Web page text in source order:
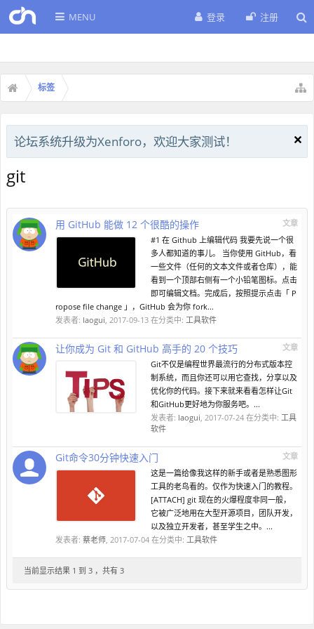
MENU 登录 注册
标签
论坛系统升级为Xenforo，欢迎大家测试！
git
文章
用 GitHub 能做 12 个很酷的操作
#1 在 Github 上编辑代码 我要先说一个很
多人都知道的事儿。 当你使用 GitHub，看
一些文件（任何的文本文件或者仓库），能
看到一个顶部右侧有一个小铅笔图标。点击
即可编辑文档。完成后，按照提示点击「 P
ropose file change 」，GitHub 会为你 fork...
发表者: laogui, 2017-09-13 在分类中: 工具软件
文章
让你成为 Git 和 GitHub 高手的 20 个技巧
Git不仅是编程世界最流行的分布式版本控
制系统，而且你还可以用它查找，分享以及
优化你的代码。接下来就来看看怎样让Git
和GitHub更好地为你服务吧。...
发表者: laogui, 2017-07-24 在分类中: 工具
软件
文章
Git命令30分钟快速入门
这是一篇给像我这样的新手或者是熟悉图形
工具的老鸟看的。仅作为快速入门的教程。
[ATTACH] git 现在的火爆程度非同一般，
它被广泛地用在大型开源项目，团队开发，
以及独立开发者，甚至学生之中。...
发表者: 蔡老师, 2017-07-04 在分类中: 工具软件
当前显示结果 1 到 3 ，共有 3